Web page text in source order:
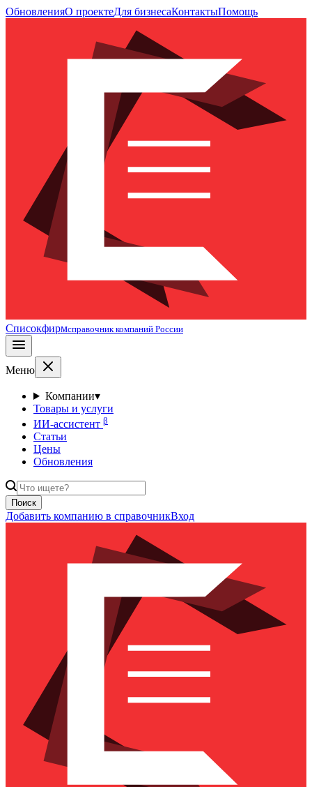
ОбновленияО проектеДля бизнесаКонтактыПомощь
Списокфирмсправочник компаний России
Меню
Компании▾
Товары и услуги
ИИ-ассистент β
Статьи
Цены
Обновления
Поиск
Добавить компанию в справочникВход